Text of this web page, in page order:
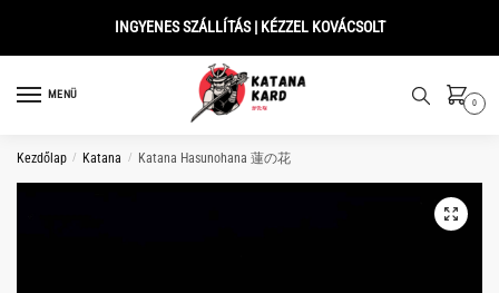
INGYENES SZÁLLÍTÁS | KÉZZEL KOVÁCSOLT
MENÜ
0
Kezdőlap / Katana / Katana Hasunohana 蓮の花